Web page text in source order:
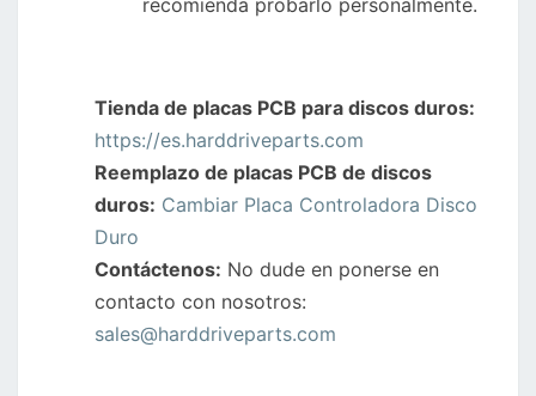
Tienda de placas PCB para discos duros:
https://es.harddriveparts.com
Reemplazo de placas PCB de discos
duros: Cambiar Placa Controladora Disco
Duro
Contáctenos: No dude en ponerse en
contacto con nosotros:
sales@harddriveparts.com